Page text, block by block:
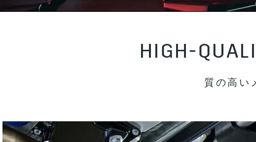
HIGH-
質の高い